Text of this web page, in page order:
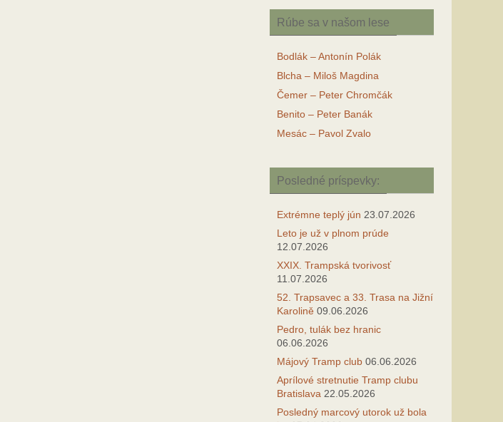
Rúbe sa v našom lese
Bodlák – Antonín Polák
Blcha – Miloš Magdina
Čemer – Peter Chromčák
Benito – Peter Banák
Mesác – Pavol Zvalo
Posledné príspevky:
Extrémne teplý jún 23.07.2026
Leto je už v plnom prúde
12.07.2026
XXIX. Trampská tvorivosť
11.07.2026
52. Trapsavec a 33. Trasa na Jižní
Karolině 09.06.2026
Pedro, tulák bez hranic
06.06.2026
Májový Tramp club 06.06.2026
Aprílové stretnutie Tramp clubu
Bratislava 22.05.2026
Posledný marcový utorok už bola